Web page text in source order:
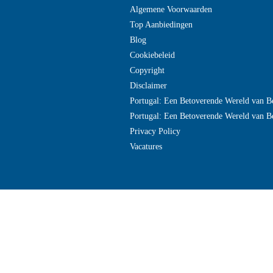
Algemene Voorwaarden
Top Aanbiedingen
Blog
Cookiebeleid
Copyright
Disclaimer
Portugal: Een Betoverende Wereld van
Portugal: Een Betoverende Wereld van
Privacy Policy
Vacatures